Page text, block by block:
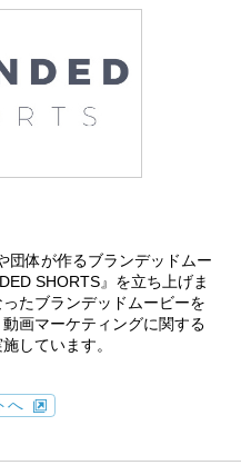
団体が作るブランデッドムー
SHORTS』を立ち上げま
たブランデッドムービーを
画マーケティングに関する
しています。
へ